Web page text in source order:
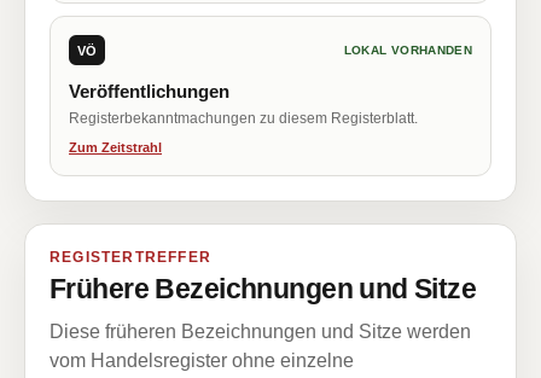
VÖ LOKAL VORHANDEN
Veröffentlichungen
Registerbekanntmachungen zu diesem Registerblatt.
Zum Zeitstrahl
REGISTERTREFFER
Frühere Bezeichnungen und Sitze
Diese früheren Bezeichnungen und Sitze werden
vom Handelsregister ohne einzelne